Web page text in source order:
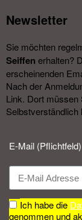
Newsletter​
Sie möchten
Seiffen erhalten?
erscheinenden
Nach der
Link. Dort müssen
Selbstverständlich
E-Mail (Pflichtfeld)
Ich habe die
genommen und